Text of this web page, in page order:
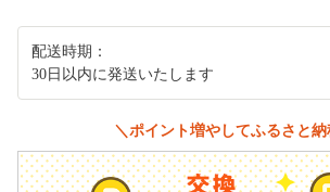
配送時期：
30日以内に発送いたします
＼ポイント増やしてふるさと納